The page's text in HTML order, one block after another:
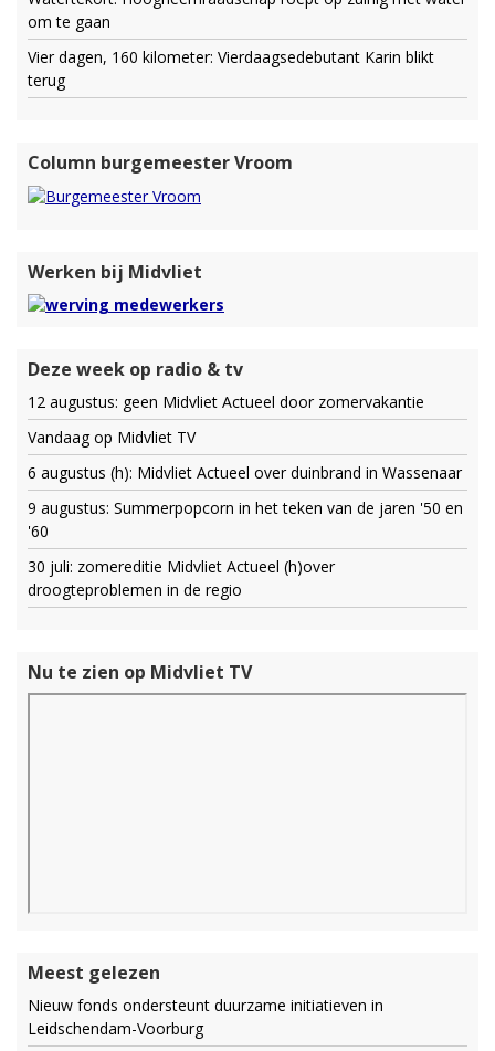
om te gaan
Vier dagen, 160 kilometer: Vierdaagsedebutant Karin blikt
terug
Column burgemeester Vroom
Werken bij Midvliet
Deze week op radio & tv
12 augustus: geen Midvliet Actueel door zomervakantie
Vandaag op Midvliet TV
6 augustus (h): Midvliet Actueel over duinbrand in Wassenaar
9 augustus: Summerpopcorn in het teken van de jaren '50 en
'60
30 juli: zomereditie Midvliet Actueel (h)over
droogteproblemen in de regio
Nu te zien op Midvliet TV
Meest gelezen
Nieuw fonds ondersteunt duurzame initiatieven in
Leidschendam-Voorburg